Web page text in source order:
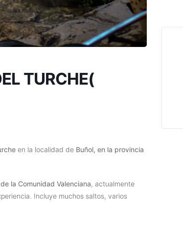
TURCHE(
en la localidad de Buñol, en la provincia
la Comunidad Valenciana, actualmente
Incluye muchos saltos, varios